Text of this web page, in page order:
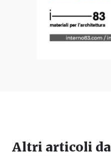
Altri articoli da